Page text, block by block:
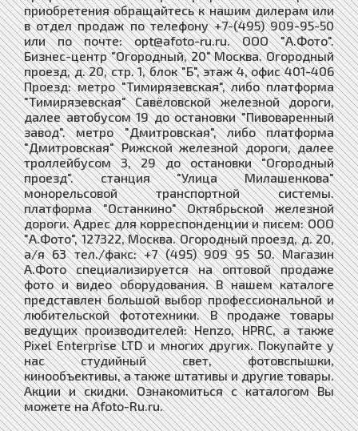
приобретения обращайтесь к нашим дилерам или
в отдел продаж по телефону +7-(495) 909-95-50
или по почте: opt@afoto-ru.ru. ООО "А.Фото".
Бизнес-центр "Огородный, 20" Москва. Огородный
проезд, д. 20, стр. 1, блок "Б", этаж 4, офис 401-406
Проезд: метро "Тимирязевская", либо платформа
"Тимирязевская" Савёловской железной дороги,
далее автобусом 19 до остановки "Пивоваренный
завод". метро "Дмитровская", либо платформа
"Дмитровская" Рижской железной дороги, далее
троллейбусом 3, 29 до остановки "Огородный
проезд". станция "Улица Милашенкова"
монорельсовой транспортной системы.
платформа "Останкино" Октябрьской железной
дороги. Адрес для корреспонденции и писем: ООО
"А.Фото", 127322, Москва. Огородный проезд, д. 20,
а/я 63 тел./факс: +7 (495) 909 95 50. Магазин
А.Фото специализируется на оптовой продаже
фото и видео оборудования. В нашем каталоге
представлен большой выбор профессиональной и
любительской фототехники. В продаже товары
ведущих производителей: Henzo, HPRC, а также
Pixel Enterprise LTD и многих других. Покупайте у
нас студийный свет, фотовспышки,
кинообъективы, а также штативы и другие товары.
Акции и скидки. Ознакомиться с каталогом Вы
можете на Afoto-Ru.ru.